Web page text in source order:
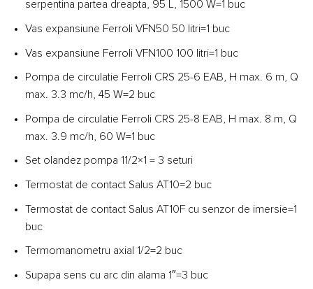
serpentina partea dreapta, 95 L, 1500 W=1 buc
Vas expansiune Ferroli VFN50 50 litri=1 buc
Vas expansiune Ferroli VFN100 100 litri=1 buc
Pompa de circulatie Ferroli CRS 25-6 EAB, H max. 6 m, Q
max. 3.3 mc/h, 45 W=2 buc
Pompa de circulatie Ferroli CRS 25-8 EAB, H max. 8 m, Q
max. 3.9 mc/h, 60 W=1 buc
Set olandez pompa 11/2×1 = 3 seturi
Termostat de contact Salus AT10=2 buc
Termostat de contact Salus AT10F cu senzor de imersie=1
buc
Termomanometru axial 1/2=2 buc
Supapa sens cu arc din alama 1″=3 buc